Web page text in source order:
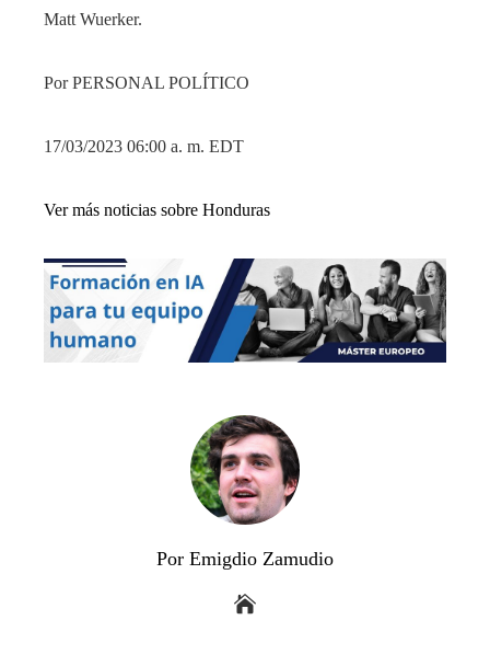
Matt Wuerker.
Por PERSONAL POLÍTICO
17/03/2023 06:00 a. m. EDT
Ver más noticias sobre Honduras
Por Emigdio Zamudio